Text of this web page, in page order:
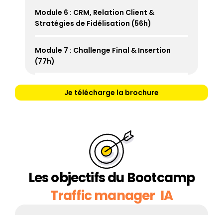
Module 6 : CRM, Relation Client &
Stratégies de Fidélisation (56h)
Module 7 : Challenge Final & Insertion
(77h)
Je télécharge la brochure
Les objectifs du Bootcamp
Traffic manager  IA